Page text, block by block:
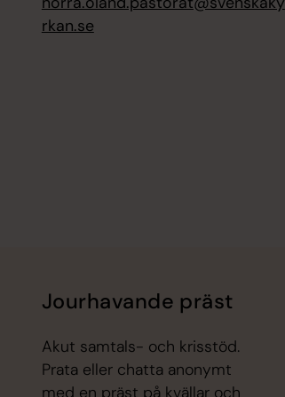
rkan.se
Jourhavande präst
Akut samtals- och krisstöd.
Prata eller chatta anonymt